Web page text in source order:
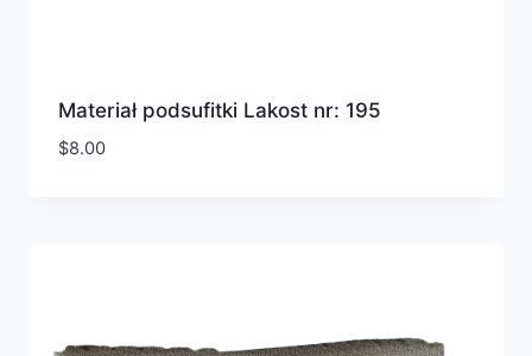
Materiał podsufitki Lakost nr: 195
$8.00